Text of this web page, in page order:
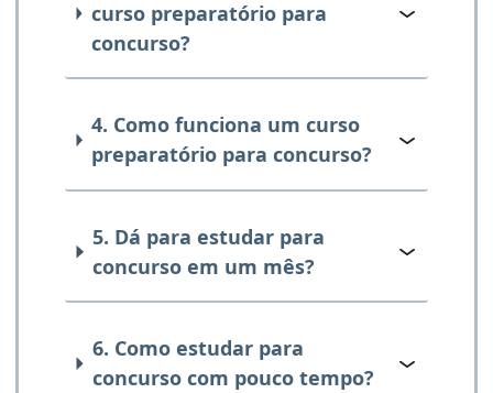
curso preparatório para
concurso?
4. Como funciona um curso
preparatório para concurso?
5. Dá para estudar para
concurso em um mês?
6. Como estudar para
concurso com pouco tempo?